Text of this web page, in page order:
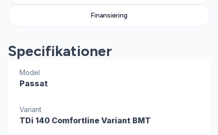
Finansiering
Specifikationer
Model
Passat
Variant
TDi 140 Comfortline Variant BMT